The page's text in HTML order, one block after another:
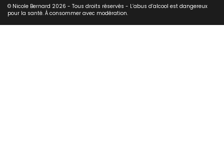
© Nicole Bernard 2026 - Tous droits réservés - L’abus d’alcool est dangereux
pour la santé. À consommer avec modération.